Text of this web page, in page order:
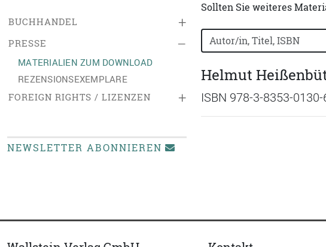
+
BUCHHANDEL
–
PRESSE
MATERIALIEN ZUM DOWNLOAD
REZENSIONSEXEMPLARE
+
FOREIGN RIGHTS / LIZENZEN
NEWSLETTER ABONNIEREN
Sollten Sie weiteres
Bücher nach Buchtitel,
Helmut
ISBN 978-3-8353-0130-